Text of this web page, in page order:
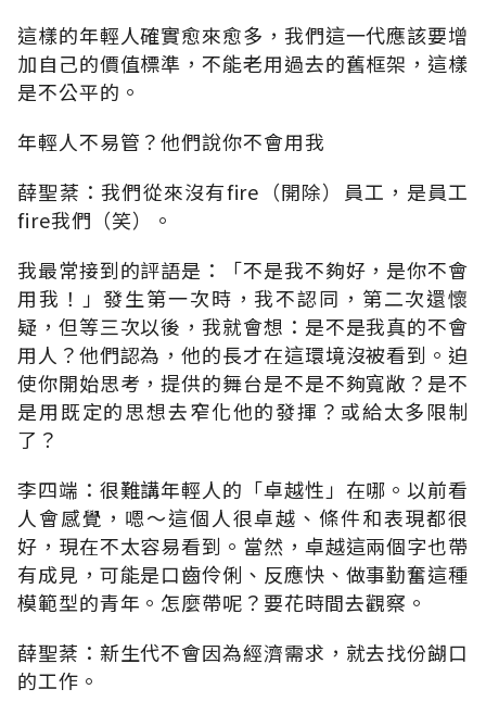
這樣的年輕人確實愈來愈多，我們這一代應該要增
加自己的價值標準，不能老用過去的舊框架，這樣
是不公平的。
年輕人不易管？他們說你不會用我
薛聖棻：我們從來沒有fire（開除）員工，是員工
fire我們（笑）。
我最常接到的評語是：「不是我不夠好，是你不會
用我！」發生第一次時，我不認同，第二次還懷
疑，但等三次以後，我就會想：是不是我真的不會
用人？他們認為，他的長才在這環境沒被看到。迫
使你開始思考，提供的舞台是不是不夠寬敞？是不
是用既定的思想去窄化他的發揮？或給太多限制
了？
李四端：很難講年輕人的「卓越性」在哪。以前看
人會感覺，嗯～這個人很卓越、條件和表現都很
好，現在不太容易看到。當然，卓越這兩個字也帶
有成見，可能是口齒伶俐、反應快、做事勤奮這種
模範型的青年。怎麼帶呢？要花時間去觀察。
薛聖棻：新生代不會因為經濟需求，就去找份餬口
的工作。